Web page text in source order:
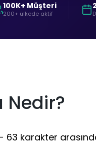
100K+ Müşteri
200+ ülkede aktif
Nedir?
63 karakter